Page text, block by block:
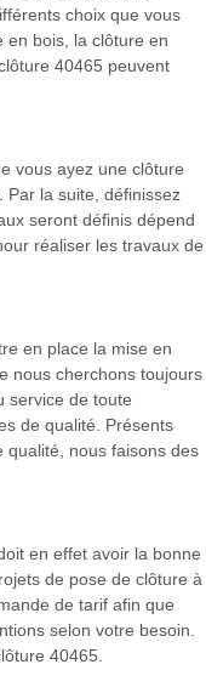
choix que vous
en bois, la clôture en
40465 peuvent
vous ayez une clôture
Par la suite, définissez
seront définis dépend
réaliser les travaux de
en place la mise en
nous cherchons toujours
service de toute
de qualité. Présents
qualité, nous faisons des
en effet avoir la bonne
de pose de clôture à
de tarif afin que
selon votre besoin.
40465.